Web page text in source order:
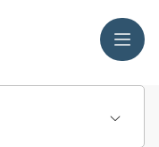
Meny